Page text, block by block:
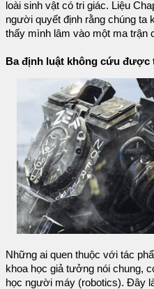
loài sinh vật có tri giác. Liệu
người quyết định rằng chúng ta
thấy mình lâm vào một ma trận
Ba định luật không cứu được
Những ai quen thuộc với tác
khoa học giả tưởng nói chung,
học người máy (robotics). Đây